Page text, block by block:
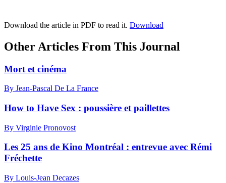
Download the article in PDF to read it. Download
Other Articles From This Journal
Mort et cinéma
By Jean-Pascal De La France
How to Have Sex : poussière et paillettes
By Virginie Pronovost
Les 25 ans de Kino Montréal : entrevue avec Rémi
Fréchette
By Louis-Jean Decazes